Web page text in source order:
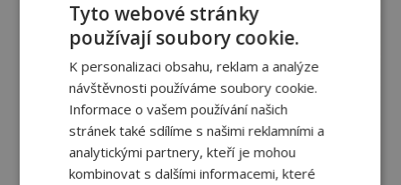
Tyto webové stránky
používají soubory cookie.
K personalizaci obsahu, reklam a analýze
návštěvnosti používáme soubory cookie.
Informace o vašem používání našich
stránek také sdílíme s našimi reklamními a
analytickými partnery, kteří je mohou
kombinovat s dalšími informacemi, které